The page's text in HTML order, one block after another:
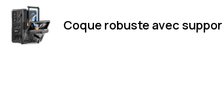
Coque robuste avec